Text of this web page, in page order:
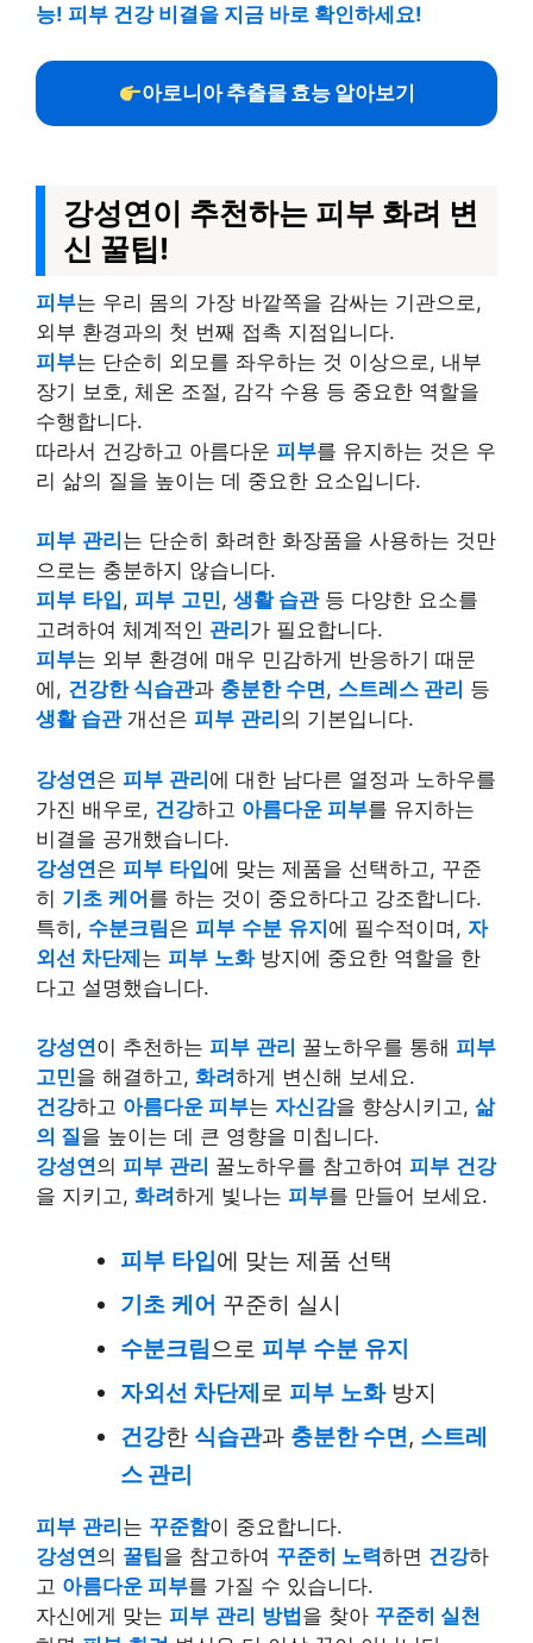
능! 피부 건강 비결을 지금 바로 확인하세요!
아로니아 추출물 효능 알아보기
강성연이 추천하는 피부 화려 변
신 꿀팁!
피부는 우리 몸의 가장 바깥쪽을 감싸는 기관으로,
외부 환경과의 첫 번째 접촉 지점입니다.
피부는 단순히 외모를 좌우하는 것 이상으로, 내부
장기 보호, 체온 조절, 감각 수용 등 중요한 역할을
수행합니다.
따라서 건강하고 아름다운 피부를 유지하는 것은 우
리 삶의 질을 높이는 데 중요한 요소입니다.
피부 관리 는 단순히 화려한 화장품을 사용하는 것만
으로는 충분하지 않습니다.
피부 타입, 피부 고민, 생활 습관등 다양한 요소를
고려하여 체계적인 관리 가 필요합니다.
피부는 외부 환경에 매우 민감하게 반응하기 때문
에, 건강한 식습관과 충분한 수면, 스트레스 관리 등
생활 습관개선은 피부 관리 의 기본입니다.
강성연은 피부 관리에 대한 남다른 열정과 노하우를
가진 배우로, 건강하고 아름다운 피부를 유지하는
비결을 공개했습니다.
강성연은 피부 타입에 맞는 제품을 선택하고, 꾸준
히 기초 케어를 하는 것이 중요하다고 강조합니다.
특히, 수분크림은 피부 수분 유지에 필수적이며, 자
외선 차단제는 피부 노화방지에 중요한 역할을 한
다고 설명했습니다.
강성연이 추천하는 피부 관리 꿀노하우를 통해 피부
고민을 해결하고, 화려하게 변신해 보세요.
건강하고 아름다운 피부는 자신감을 향상시키고, 삶
의 질을 높이는 데 큰 영향을 미칩니다.
강성연의 피부 관리 꿀노하우를 참고하여 피부 건강
을 지키고, 화려하게 빛나는 피부를 만들어 보세요.
피부 타입에 맞는 제품 선택
기초 케어 꾸준히 실시
수분크림 으로 피부 수분 유지
자외선 차단제 로 피부 노화방지
건강한 식습관과 충분한 수면, 스트레
스 관리
피부 관리는 꾸준함이 중요합니다.
강성연의 꿀팁을 참고하여 꾸준히 노력하면 건강하
고 아름다운 피부를 가질 수 있습니다.
자신에게 맞는 피부 관리 방법을 찾아 꾸준히 실천